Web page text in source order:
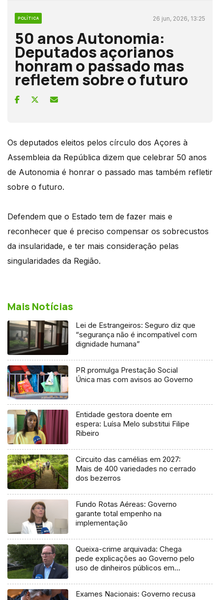
POLÍTICA 26 jun, 2026, 13:25
50 anos Autonomia:
Deputados açorianos
honram o passado mas
refletem sobre o futuro
Os deputados eleitos pelos círculo dos Açores à
Assembleia da República dizem que celebrar 50 anos
de Autonomia é honrar o passado mas também refletir
sobre o futuro.
Defendem que o Estado tem de fazer mais e
reconhecer que é preciso compensar os sobrecustos
da insularidade, e ter mais consideração pelas
singularidades da Região.
Mais Notícias
Lei de Estrangeiros: Seguro diz que
“segurança não é incompatível com
dignidade humana”
PR promulga Prestação Social
Única mas com avisos ao Governo
Entidade gestora doente em
espera: Luísa Melo substitui Filipe
Ribeiro
Circuito das camélias em 2027:
Mais de 400 variedades no cerrado
dos bezerros
Fundo Rotas Aéreas: Governo
garante total empenho na
implementação
Queixa-crime arquivada: Chega
pede explicações ao Governo pelo
uso de dinheiros públicos em
Exames Nacionais: Governo recusa